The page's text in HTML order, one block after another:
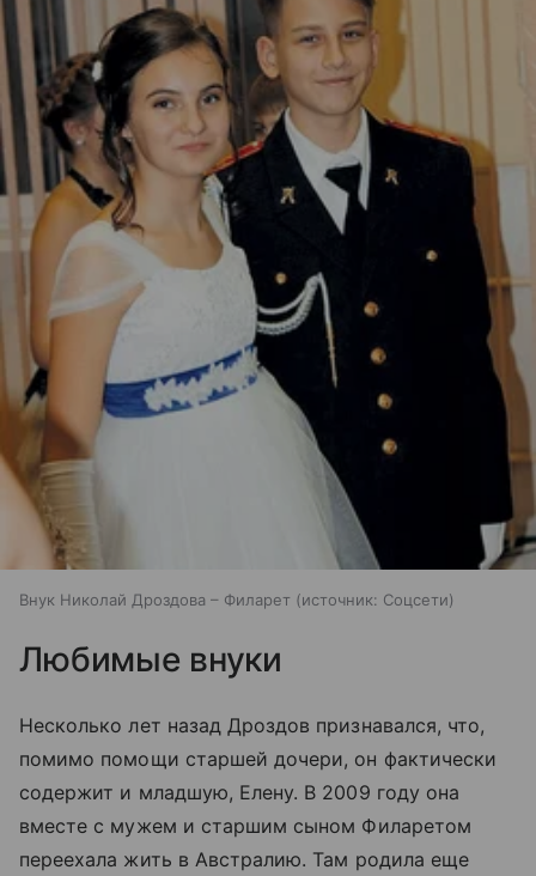
Внук Николай Дроздова – Филарет источник: Соцсети
Любимые внуки
Несколько лет назад Дроздов признавался, что,
помимо помощи старшей дочери, он фактически
содержит и младшую, Елену. В 2009 году она
вместе с мужем и старшим сыном Филаретом
переехала жить в Австралию. Там родила еще